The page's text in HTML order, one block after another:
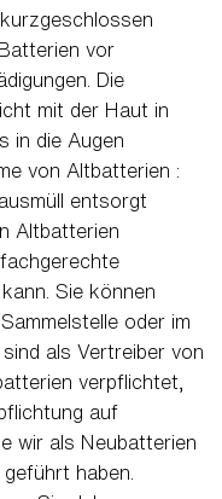
vor
Die
mit der Haut in
in die Augen
von Altbatterien :
entsorgt
Altbatterien
Sie können
oder im
als Vertreiber von
verpflichtet,
auf
wir als Neubatterien
haben.